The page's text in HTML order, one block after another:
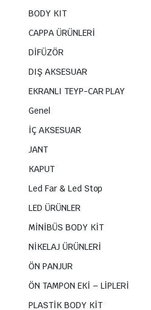
BODY KIT
CAPPA ÜRÜNLERİ
DİFÜZÖR
DIŞ AKSESUAR
EKRANLI TEYP-CAR PLAY
Genel
İÇ AKSESUAR
JANT
KAPUT
Led Far & Led Stop
LED ÜRÜNLER
MİNİBÜS BODY KİT
NİKELAJ ÜRÜNLERİ
ÖN PANJUR
ÖN TAMPON EKİ – LİPLERİ
PLASTİK BODY KİT